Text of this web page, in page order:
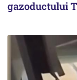
gazoductului